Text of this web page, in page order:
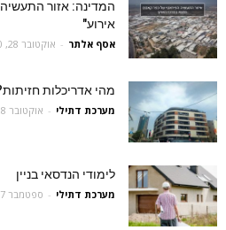
המדינה: אזור
אירוע"
אסף אלתר - אוקטובר 28, 2020
מהי אדריכלות
מערכת דתילי - אוקטובר 8, 2020
לימודי הנדסאי בניין
מערכת דתילי - ספטמבר 17, 2020